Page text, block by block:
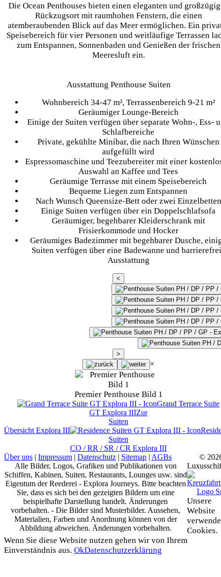
Die Ocean Penthouses bieten einen eleganten und
Rückzugsort mit raumhohen Fenstern, die einen
atemberaubenden Blick auf das Meer ermöglichen. Ein
Speisebereich für vier Personen und weitläufige Terrassen
zum Entspannen, Sonnenbaden und Genießen der frischen
Meeresluft ein.
Ausstattung Penthouse Suiten
Wohnbereich 34-47 m², Terrassenbereich 9-21 m²
Geräumiger Lounge-Bereich
Einige der Suiten verfügen über separate Wohn-, Ess-
Schlafbereiche
Private, gekühlte Minibar, die nach Ihren Wünschen
aufgefüllt wird
Espressomaschine und Teezubereiter mit einer
Auswahl an Kaffee und Tees
Geräumige Terrasse mit einem Speisebereich
Bequeme Liegen zum Entspannen
Nach Wunsch Queensize-Bett oder zwei Einzelbetten
Einige Suiten verfügen über ein Doppelschlafsofa
Geräumiger, begehbarer Kleiderschrank mit
Frisierkommode und Hocker
Geräumiges Badezimmer mit begehbarer Dusche,
Suiten verfügen über eine Badewanne und
Ausstattung
<
>
×
Premier Penthouse Bild 1
Grand Terrace Suite
GT Explora IIIZur
Suiten
Übersicht Explora III
Suiten
CO / RR / SR / CR Explora III
Über uns | Impressum | Datenschutz | Sitemap | AGBs
Alle Bilder, Logos, Grafiken und Publikationen von
Schiffen, Kabinen, Suiten, Restaurants, Lounges usw. sind
Eigentum der Reederei - Explora Journeys. Bitte beachten
Sie, dass es sich bei den gezeigten Bildern um eine
beispielhafte Darstellung handelt. Änderungen
vorbehalten. - Die Bilder sind Musterbilder. Aussehen,
Materialien, Farben und Anordnung können von der
Abbildung abweichen. Änderungen vorbehalten.
©
Unsere
Website
Cookies.
Wenn Sie diese Website nutzen gehen wir von Ihrem
Einverständnis aus. OkDatenschutzerklärung